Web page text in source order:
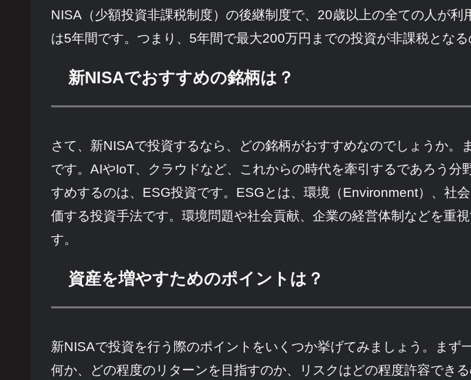
NISA（少額投資非課税制度）の後継制度で、20歳以上の全ての人が
は5年間です。つまり、5年間で最大200万円までの投資が非課税となる
新NISAでおすすめの銘柄は？
さて、新NISAで投資するなら、どの銘柄がおすすめなのでしょうか
です。AIやIoT、クラウドなど、これからの時代を牽引するであろう
すめするのは、ESG投資です。ESGとは、環境（Environment）、社
価する投資手法です。環境問題や社会貢献、企業の経営体制などを重
す。
資産を増やすためのポイントは？
新NISAで投資を行う際のポイントをいくつか挙げてみましょう。ま
何か、どの程度のリターンを目指すのか、リスクはどの程度許容でき